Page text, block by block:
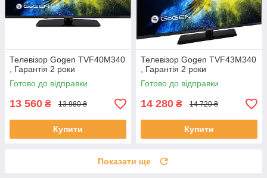
Телевізор Gogen TVF40M340
, Гарантія 2 роки
Готово до відправки
13 560 ₴ 13 980 ₴
Купити
Телевізор Gogen TVF43M340
, Гарантія 2 роки
Готово до відправки
14 280 ₴ 14 720 ₴
Купити
Показати ще